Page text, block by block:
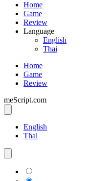
Home
Game
Review
Language
English
Thai
Home
Game
Review
meScript.com
English
Thai